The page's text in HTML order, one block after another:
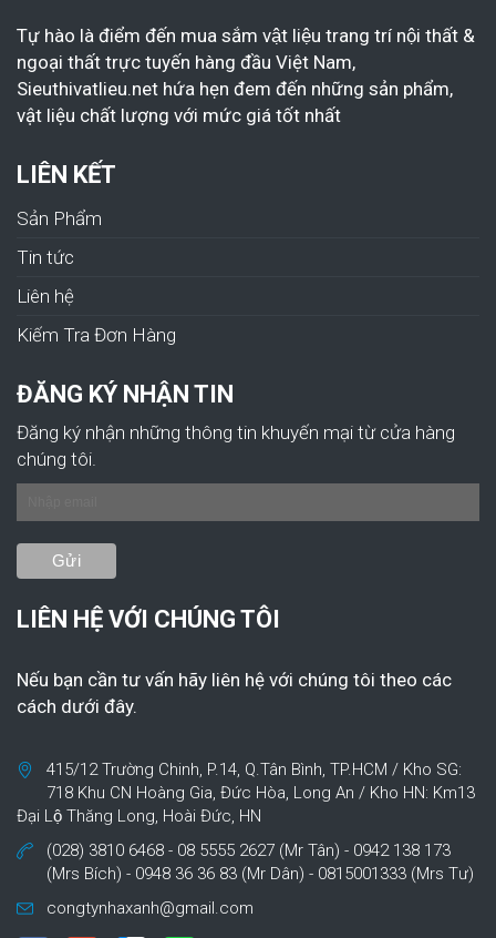
Tự hào là điểm đến mua sắm vật liệu trang trí nội thất &
ngoại thất trực tuyến hàng đầu Việt Nam,
Sieuthivatlieu.net hứa hẹn đem đến những sản phẩm,
vật liệu chất lượng với mức giá tốt nhất
LIÊN KẾT
Sản Phẩm
Tin tức
Liên hệ
Kiếm Tra Đơn Hàng
ĐĂNG KÝ NHẬN TIN
Đăng ký nhận những thông tin khuyến mại từ cửa hàng
chúng tôi.
LIÊN HỆ VỚI CHÚNG TÔI
Nếu bạn cần tư vấn hãy liên hệ với chúng tôi theo các
cách dưới đây.
415/12 Trường Chinh, P.14, Q.Tân Bình, TP.HCM / Kho SG:
718 Khu CN Hoàng Gia, Đức Hòa, Long An / Kho HN: Km13
Đại Lộ Thăng Long, Hoài Đức, HN
(028) 3810 6468 - 08 5555 2627 (Mr Tân) - 0942 138 173
(Mrs Bích) - 0948 36 36 83 (Mr Dân) - 0815001333 (Mrs Tư)
congtynhaxanh@gmail.com